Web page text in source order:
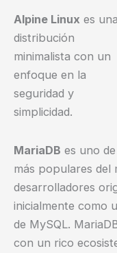
Alpine Linux es una
distribución
minimalista con un
enfoque en la
seguridad y
simplicidad.
MariaDB es uno
más populares del
desarrolladores
inicialmente como
de MySQL.
con un rico